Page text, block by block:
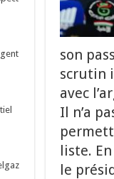
son
scrutin
avec
Il n’a
liste.
le